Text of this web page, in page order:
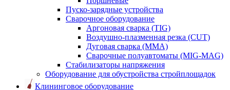
Пуско-зарядные устройства
Сварочное оборудование
Аргоновая сварка (TIG)
Воздушно-плазменная резка (CUT)
Дуговая сварка (ММА)
Сварочные полуавтоматы (MIG-MAG)
Стабилизаторы напряжения
Оборудование для обустройства стройплощадок
Клининговое оборудование